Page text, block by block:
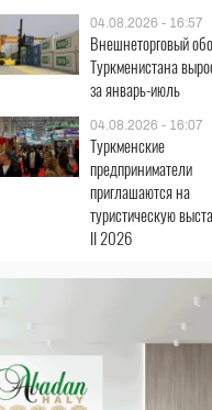
04.08.2026 - 16:57
Внешнеторговый
Туркменистана
за январь-июль
04.08.2026 - 16:07
Туркменские
предприниматели
приглашаются на
туристическую
II 2026